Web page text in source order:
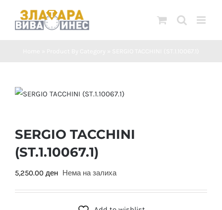
SERGIO TACCHINI
(ST.1.10067.1)
5,250.00 ден Нема на залиха